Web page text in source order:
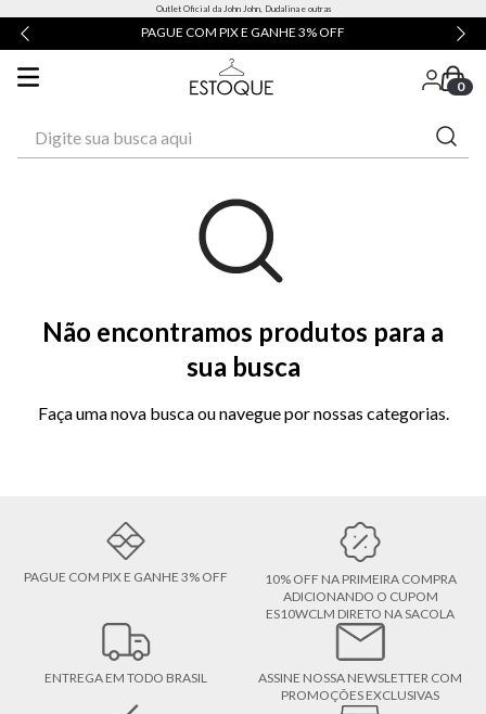
Outlet Oficial da John John, Dudalina e outras
PAGUE COM PIX E GANHE 3% OFF
0
Não encontramos produtos para a
sua busca
Faça uma nova busca ou navegue por nossas categorias.
PAGUE COM PIX E GANHE 3% OFF
10% OFF NA PRIMEIRA COMPRA
ADICIONANDO O CUPOM
ES10WCLM DIRETO NA SACOLA
ENTREGA EM TODO BRASIL
ASSINE NOSSA NEWSLETTER COM
PROMOÇÕES EXCLUSIVAS